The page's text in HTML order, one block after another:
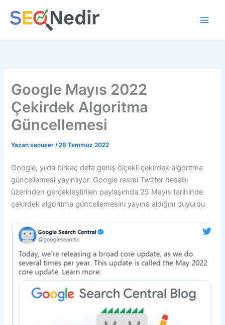
atla
Google Mayıs 2022
Çekirdek Algoritma
Güncellemesi
Yazan seouser/28 Temmuz 2022
Google, yılda birkaç defa geniş ölçekli çekirdek algoritma
güncellemesi yayınlıyor. Google resmi Twitter hesabı
üzerinden gerçekleştirilen paylaşımda 25 Mayıs tarihinde
çekirdek algoritma güncellemesini yayına aldığını duyurdu.